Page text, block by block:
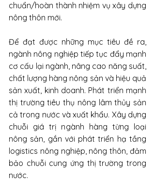
chuẩn/hoàn thành nhiệm vụ xây dựng
nông thôn mới.
Để đạt được những mục tiêu đề ra,
ngành nông nghiệp tiếp tục đẩy mạnh
cơ cấu lại ngành, nâng cao năng suất,
chất lượng hàng nông sản và hiệu quả
sản xuất, kinh doanh. Phát triển mạnh
thị trường tiêu thụ nông lâm thủy sản
cả trong nước và xuất khẩu. Xây dựng
chuỗi giá trị ngành hàng từng loại
nông sản, gắn với phát triển hạ tầng
logistics nông nghiệp, nông thôn, đảm
bảo chuỗi cung ứng thị trường trong
nước.